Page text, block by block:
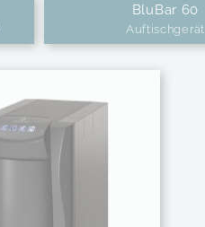
BluBar 60
Auftischgerät